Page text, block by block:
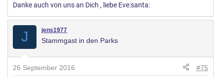
Danke auch von uns an Dich , liebe Eve:santa:
J jens1977
Stammgast in den Parks
26 September 2016 #75